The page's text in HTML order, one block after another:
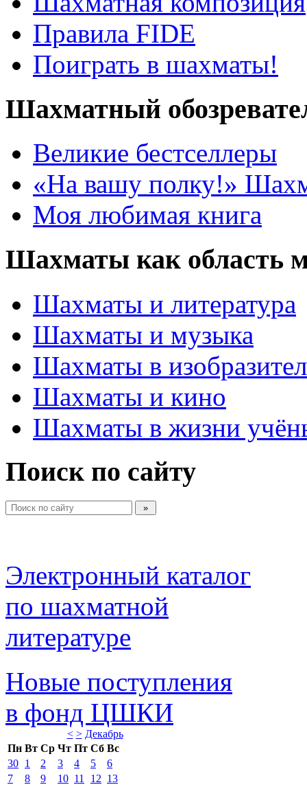
Правила FIDE
Поиграть в шахматы!
Шахматный
Великие бестселлеры
«На вашу полку!»
Моя любимая книга
Шахматы как область
Шахматы и литература
Шахматы и музыка
Шахматы в
Шахматы и кино
Шахматы в жизни
Поиск по сайту
Электронный каталог
по шахматной
литературе
Новые поступления
в фонд ЦШКИ
< > Декабрь
Пн Вт Ср Чт Пт Сб Вс
30 1 2 3 4 5
6
7
8 9 10 11 12 13